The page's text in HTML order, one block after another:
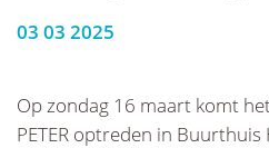
03 03 2025
Op zondag 16 maart komt
PETER optreden in